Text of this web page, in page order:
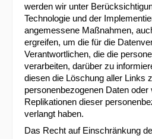
werden wir unter
Technologie und der
angemessene Maßnahmen,
ergreifen, um die für die
Verantwortlichen, die die
verarbeiten, darüber zu
diesen die Löschung aller Links
personenbezogenen Daten oder
Replikationen dieser
verlangt haben.
Das Recht auf Einschränkung